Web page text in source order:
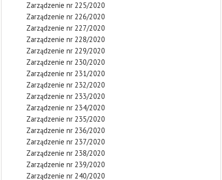
Zarządzenie nr 225/2020
Zarządzenie nr 226/2020
Zarządzenie nr 227/2020
Zarządzenie nr 228/2020
Zarządzenie nr 229/2020
Zarządzenie nr 230/2020
Zarządzenie nr 231/2020
Zarządzenie nr 232/2020
Zarządzenie nr 233/2020
Zarządzenie nr 234/2020
Zarządzenie nr 235/2020
Zarządzenie nr 236/2020
Zarządzenie nr 237/2020
Zarządzenie nr 238/2020
Zarządzenie nr 239/2020
Zarządzenie nr 240/2020